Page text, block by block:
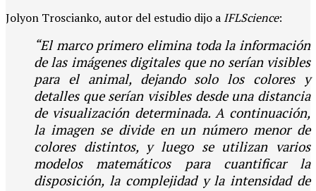
Jolyon Troscianko, autor del estudio dijo a IFLScience:
“El marco primero elimina toda la información
de las imágenes digitales que no serían visibles
para el animal, dejando solo los colores y
detalles que serían visibles desde una distancia
de visualización determinada. A continuación,
la imagen se divide en un número menor de
colores distintos, y luego se utilizan varios
modelos matemáticos para cuantificar la
disposición, la complejidad y la intensidad de